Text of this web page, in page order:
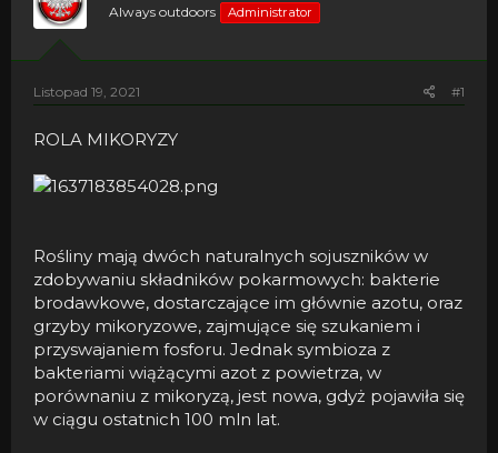
a
d
a
r
t
e
o
y
Always outdoors Administrator
Listopad 19, 2021 #1
ROLA MIKORYZY
Rośliny mają dwóch naturalnych sojuszników w
zdobywaniu składników pokarmowych: bakterie
brodawkowe, dostarczające im głównie azotu, oraz
grzyby mikoryzowe, zajmujące się szukaniem i
przyswajaniem fosforu. Jednak symbioza z
bakteriami wiążącymi azot z powietrza, w
porównaniu z mikoryzą, jest nowa, gdyż pojawiła się
w ciągu ostatnich 100 mln lat.